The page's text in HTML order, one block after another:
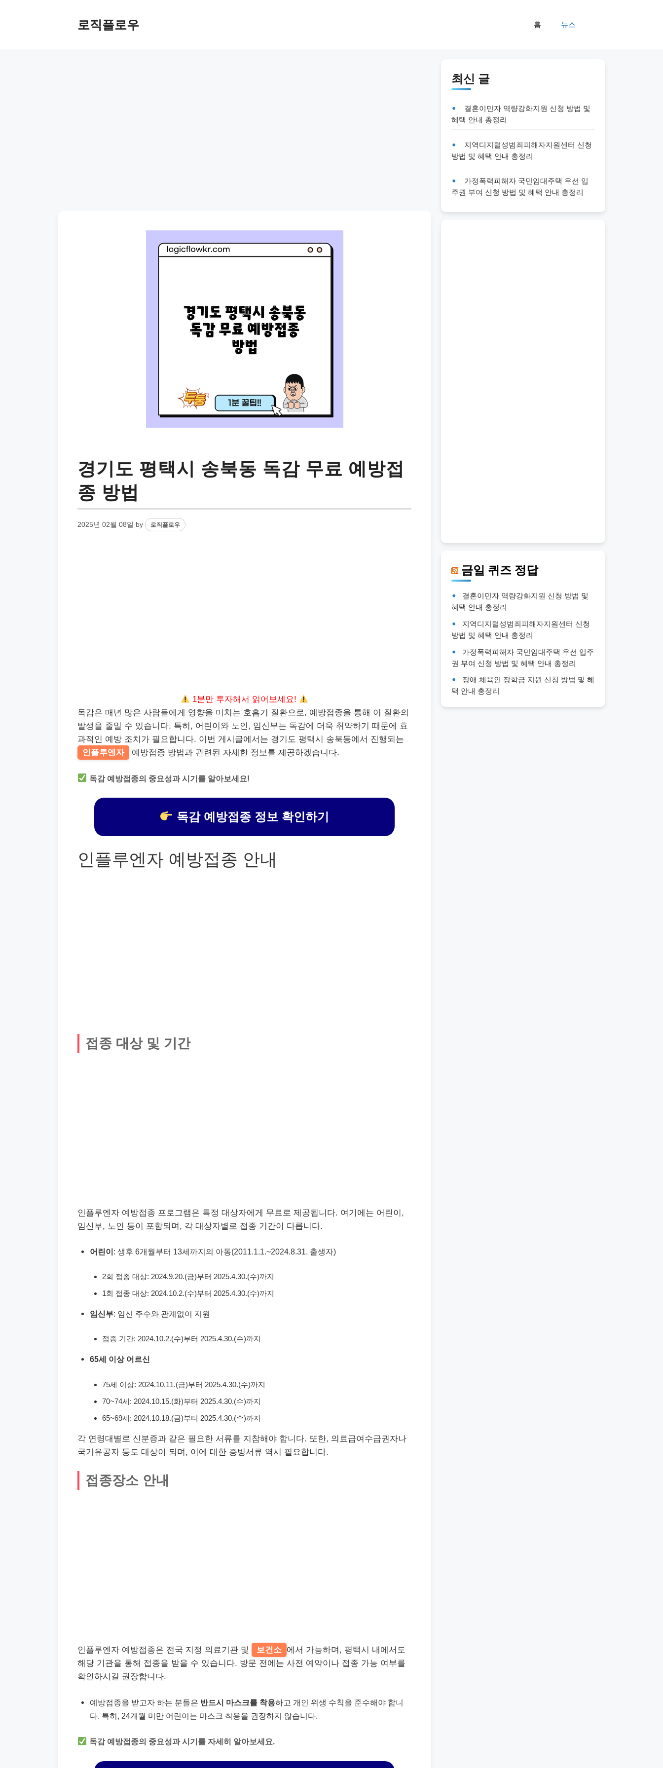
로직플로우 홈 뉴스
경기도 평택시 송북동 독감 무료 예방접
종 방법
2025년 02월 08일 by 로직플로우
1분만 투자해서 읽어보세요!
독감은 매년 많은 사람들에게 영향을 미치는 호흡기 질환으로, 예방접종을 통해 이 질환의
발생을 줄일 수 있습니다. 특히, 어린이와 노인, 임신부는 독감에 더욱 취약하기 때문에 효
과적인 예방 조치가 필요합니다. 이번 게시글에서는 경기도 평택시 송북동에서 진행되는
인플루엔자
예방접종 방법과 관련된 자세한 정보를 제공하겠습니다.
독감 예방접종의 중요성과 시기를 알아보세요!
독감 예방접종 정보 확인하기
인플루엔자 예방접종 안내
접종 대상 및 기간
인플루엔자 예방접종 프로그램은 특정 대상자에게 무료로 제공됩니다. 여기에는 어린이,
임신부, 노인 등이 포함되며, 각 대상자별로 접종 기간이 다릅니다.
어린이: 생후 6개월부터 13세까지의 아동(2011.1.1.~2024.8.31. 출생자)
2회 접종 대상: 2024.9.20.(금)부터 2025.4.30.(수)까지
1회 접종 대상: 2024.10.2.(수)부터 2025.4.30.(수)까지
임신부: 임신 주수와 관계없이 지원
접종 기간: 2024.10.2.(수)부터 2025.4.30.(수)까지
65세 이상 어르신
75세 이상: 2024.10.11.(금)부터 2025.4.30.(수)까지
70~74세: 2024.10.15.(화)부터 2025.4.30.(수)까지
65~69세: 2024.10.18.(금)부터 2025.4.30.(수)까지
각 연령대별로 신분증과 같은 필요한 서류를 지참해야 합니다. 또한, 의료급여수급권자나
국가유공자 등도 대상이 되며, 이에 대한 증빙서류 역시 필요합니다.
접종장소 안내
인플루엔자 예방접종은 전국 지정 의료기관 및 보건소 에서 가능하며, 평택시 내에서도
해당 기관을 통해 접종을 받을 수 있습니다. 방문 전에는 사전 예약이나 접종 가능 여부를
확인하시길 권장합니다.
예방접종을 받고자 하는 분들은 반드시 마스크를 착용하고 개인 위생 수칙을 준수해야 합니
다. 특히, 24개월 미만 어린이는 마스크 착용을 권장하지 않습니다.
독감 예방접종의 중요성과 시기를 자세히 알아보세요.
최신 글
결혼이민자 역량강화지원 신청 방법 및
혜택 안내 총정리
지역디지털성범죄피해자지원센터 신청
방법 및 혜택 안내 총정리
가정폭력피해자 국민임대주택 우선 입
주권 부여 신청 방법 및 혜택 안내 총정리
금일 퀴즈 정답
결혼이민자 역량강화지원 신청 방법 및
혜택 안내 총정리
지역디지털성범죄피해자지원센터 신청
방법 및 혜택 안내 총정리
가정폭력피해자 국민임대주택 우선 입주
권 부여 신청 방법 및 혜택 안내 총정리
장애 체육인 장학금 지원 신청 방법 및 혜
택 안내 총정리